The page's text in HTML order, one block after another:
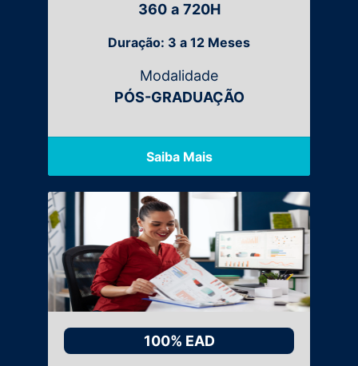
360 a 720H
Duração: 3 a 12 Meses
Modalidade
PÓS-GRADUAÇÃO
Saiba Mais
100% EAD